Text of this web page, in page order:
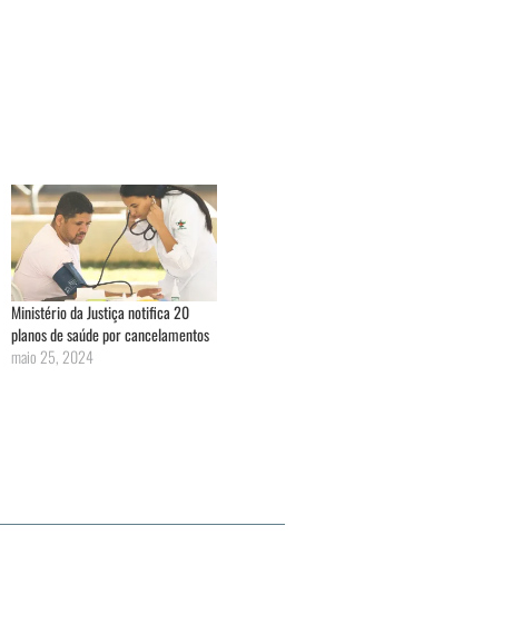
Ministério da Justiça notifica 20
planos de saúde por cancelamentos
maio 25, 2024